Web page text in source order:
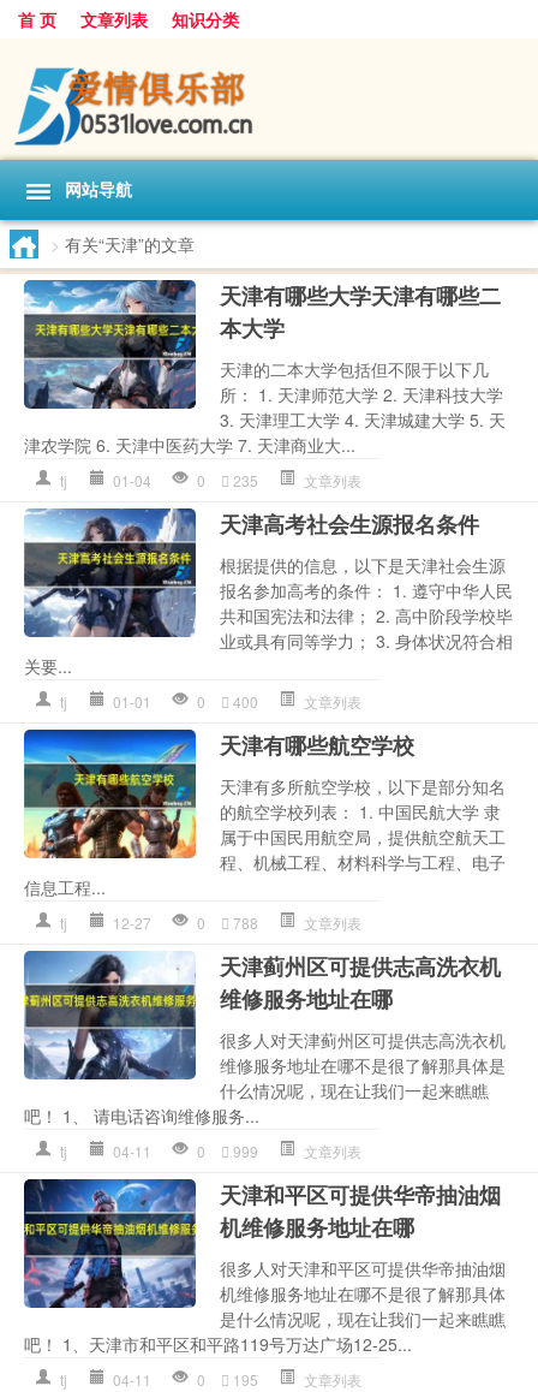
首 页 文章列表 知识分类
网站导航
> 有关“天津”的文章
天津有哪些大学天津有哪些二
本大学
天津的二本大学包括但不限于以下几
所： 1. 天津师范大学 2. 天津科技大学
3. 天津理工大学 4. 天津城建大学 5. 天
津农学院 6. 天津中医药大学 7. 天津商业大...
tj 01-04 0 235 文章列表
天津高考社会生源报名条件
根据提供的信息，以下是天津社会生源
报名参加高考的条件： 1. 遵守中华人民
共和国宪法和法律； 2. 高中阶段学校毕
业或具有同等学力； 3. 身体状况符合相
关要...
tj 01-01 0 400 文章列表
天津有哪些航空学校
天津有多所航空学校，以下是部分知名
的航空学校列表： 1. 中国民航大学 隶
属于中国民用航空局，提供航空航天工
程、机械工程、材料科学与工程、电子
信息工程...
tj 12-27 0 788 文章列表
天津蓟州区可提供志高洗衣机
维修服务地址在哪
很多人对天津蓟州区可提供志高洗衣机
维修服务地址在哪不是很了解那具体是
什么情况呢，现在让我们一起来瞧瞧
吧！ 1、 请电话咨询维修服务...
tj 04-11 0 999 文章列表
天津和平区可提供华帝抽油烟
机维修服务地址在哪
很多人对天津和平区可提供华帝抽油烟
机维修服务地址在哪不是很了解那具体
是什么情况呢，现在让我们一起来瞧瞧
吧！ 1、天津市和平区和平路119号万达广场12-25...
tj 04-11 0 195 文章列表